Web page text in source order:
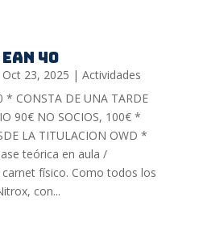
40
Oct 23, 2025 | Actividades
* CONSTA DE UNA TARDE
90€ NO SOCIOS, 100€ *
LA TITULACION OWD *
teórica en aula /
físico. Como todos los
con...